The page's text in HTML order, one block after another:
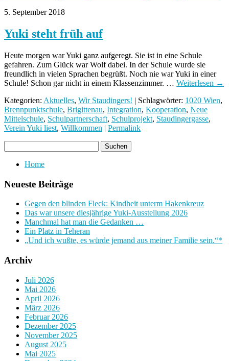
5. September 2018
Yuki steht früh auf
Heute morgen war Yuki ganz aufgeregt. Sie ist in eine Schule
gefahren. Zum Glück war Wolf dabei. In der Schule wurde sie
freundlich in vielen Sprachen begrüßt. Noch nie war Yuki in einer
Schule! Schon gar nicht in einem Klassenzimmer. … Weiterlesen →
Kategorien: Aktuelles, Wir Staudingers! | Schlagwörter: 1020 Wien,
Brennpunktschule, Brigittenau, Integration, Kooperation, Neue
Mittelschule, Schulpartnerschaft, Schulprojekt, Staudingergasse,
Verein Yuki liest, Willkommen | Permalink
Home
Neueste Beiträge
Gegen den blinden Fleck: Kindheit unterm Hakenkreuz
Das war unsere diesjährige Yuki-Ausstellung 2026
Manchmal hat man die Gedanken …
Ein Platz in Teheran
„Und ich wußte, es würde jemand aus meiner Familie sein.“*
Archiv
Juli 2026
Mai 2026
April 2026
März 2026
Februar 2026
Dezember 2025
November 2025
August 2025
Mai 2025